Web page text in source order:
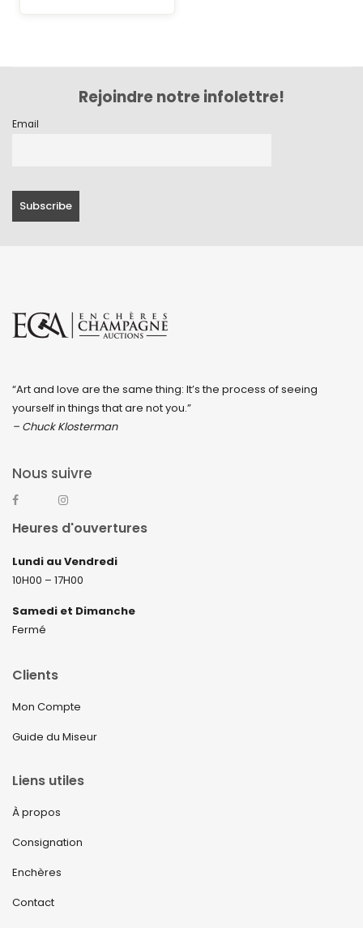
Rejoindre notre infolettre!
Email
“Art and love are the same thing: It’s the process of seeing
yourself in things that are not you.”
– Chuck Klosterman
Nous suivre
Heures d'ouvertures
Lundi au Vendredi
10H00 – 17H00
Samedi et Dimanche
Fermé
Clients
Mon Compte
Guide du Miseur
Liens utiles
À propos
Consignation
Enchères
Contact